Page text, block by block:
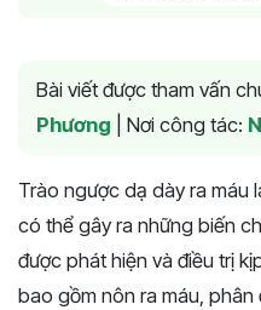
Bài viết được tham vấn
Phương
Nơi công tác:
Trào ngược dạ dày ra máu
có thể gây ra những biến
được phát hiện và điều trị
bao gồm nôn ra máu,